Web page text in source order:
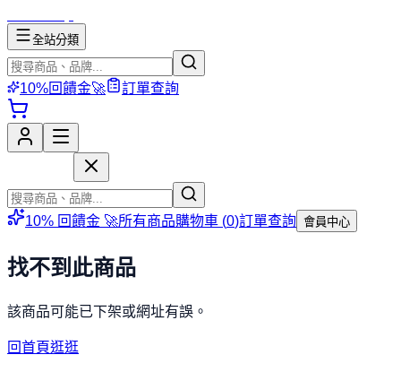
全站分類
10%回饋金🚀 訂單查詢
10% 回饋金 🚀所有商品購物車 (0)訂單查詢 會員中心
找不到此商品
該商品可能已下架或網址有誤。
回首頁逛逛